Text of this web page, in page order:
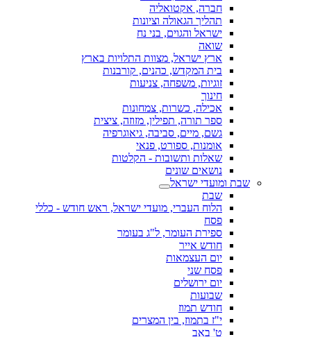
חברה, אקטואליה
תהליך הגאולה וציונות
ישראל והגוים, בני נח
שואה
ארץ ישראל, מצוות התלויות בארץ
בית המקדש, כהנים, קורבנות
זוגיות, משפחה, צניעות
חינוך
אכילה, כשרות, צמחונות
ספר תורה, תפילין, מזוזה, ציצית
גשם, מיים, סביבה, גיאוגרפיה
אומנות, ספורט, פנאי
שאלות ותשובות - הקלטות
נושאים שונים
שבת ומועדי ישראל
שבת
הלוח העברי, מועדי ישראל, ראש חודש - כללי
פסח
ספירת העומר, ל"ג בעומר
חודש אייר
יום העצמאות
פסח שני
יום ירושלים
שבועות
חודש תמוז
י"ז בתמוז, בין המצרים
ט' באב